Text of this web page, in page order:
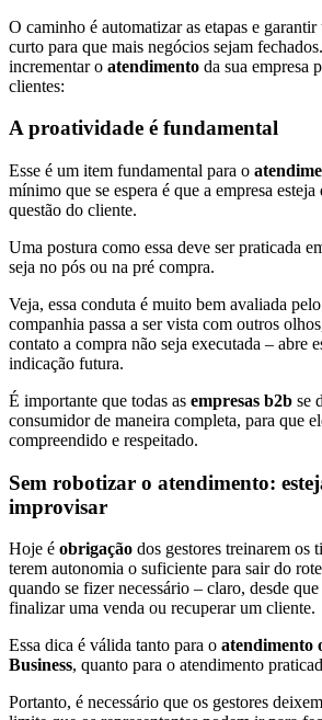
O caminho é automatizar as etapas e garantir
curto para que mais negócios sejam
incrementar o atendimento da sua empresa
clientes:
A proatividade é fundamental
Esse é um item fundamental para o
mínimo que se espera é que a empresa
questão do cliente.
Uma postura como essa deve ser praticada
seja no pós ou na pré compra.
Veja, essa conduta é muito bem avaliada
companhia passa a ser vista com outros
contato a compra não seja executada – abre
indicação futura.
É importante que todas as empresas b2b se
consumidor de maneira completa, para que
compreendido e respeitado.
Sem robotizar o atendimento:
improvisar
Hoje é obrigação dos gestores treinarem os
terem autonomia o suficiente para sair do
quando se fizer necessário – claro, desde
finalizar uma venda ou recuperar um cliente.
Essa dica é válida tanto para o atendimento
Business, quanto para o atendimento
Portanto, é necessário que os gestores